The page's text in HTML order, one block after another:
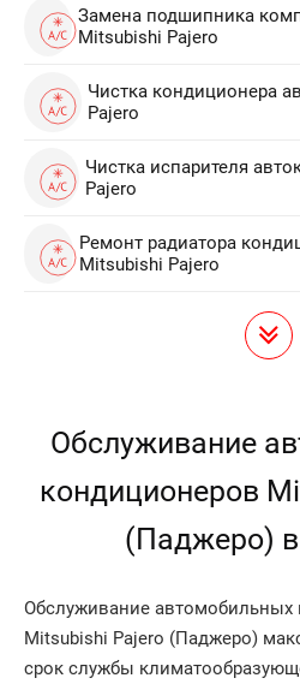
Замена подшипника
Mitsubishi Pajero
Чистка кондиционера
Pajero
Чистка испарителя
Pajero
Ремонт радиатора
Mitsubishi Pajero
Обслуживание
кондиционеров
(Паджеро)
Обслуживание автомобильных
Mitsubishi Pajero (Паджеро)
срок службы